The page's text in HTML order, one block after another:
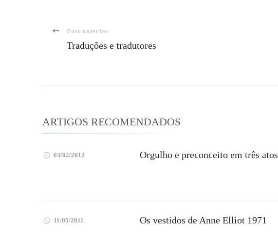
Navegação
Post anterior
Traduções e tradutores
ARTIGOS RECOMENDADOS
03/02/2012 Orgulho e preconceito em três atos
11/05/2011 Os vestidos de Anne Elliot 1971